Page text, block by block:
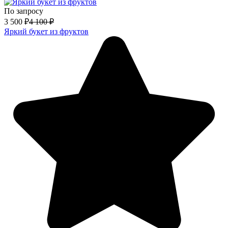
По запросу
3 500 ₽4 100 ₽
Яркий букет из фруктов